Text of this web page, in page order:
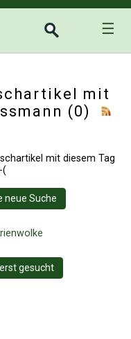
☰
mit
(0)
mit diesem Tag
(
neue Suche
gesucht